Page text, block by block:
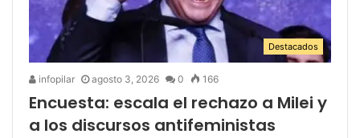
Destacados
infopilar agosto 3, 2026 0 166
Encuesta: escala el rechazo a Milei y
a los discursos antifeministas